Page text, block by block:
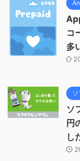
コ
多
ソ
ソ
円
し